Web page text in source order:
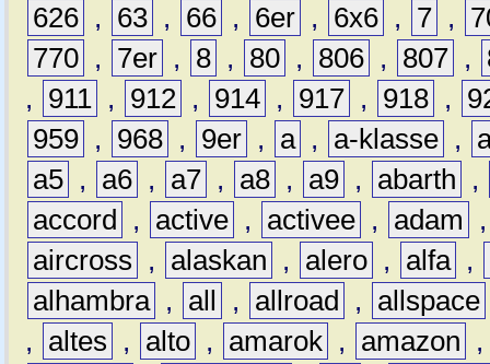
626 , 63 , 66 , 6er , 6x6 , 7 ,
770 , 7er , 8 , 80 , 806 , 807 ,
,
911 , 912 , 914 , 917 , 918 ,
959 , 968 , 9er , a , a-klasse ,
a5 , a6 , a7 , a8 , a9 , abarth
,
accord
, active , activee , adam
aircross
, alaskan , alero , alfa ,
alhambra , all , allroad , allspace
,
altes , alto , amarok , amazon